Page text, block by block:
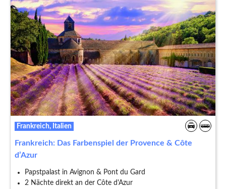
Frankreich, Italien
Frankreich: Das Farbenspiel der Provence & Côte
d’Azur
Papstpalast in Avignon & Pont du Gard
2 Nächte direkt an der Côte d'Azur